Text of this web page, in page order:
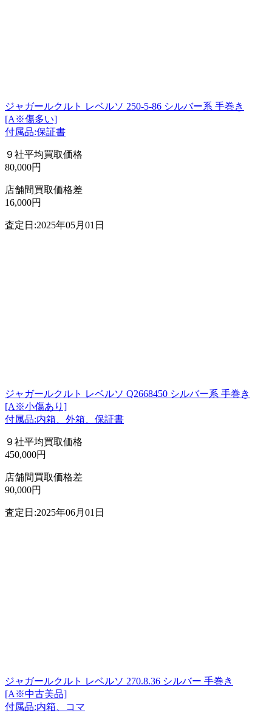
ジャガールクルト レベルソ 250-5-86 シルバー系 手巻き
[A※傷多い]
付属品:保証書
９社平均買取価格
80,000円
店舗間買取価格差
16,000円
査定日:2025年05月01日
ジャガールクルト レベルソ Q2668450 シルバー系 手巻き
[A※小傷あり]
付属品:内箱、外箱、保証書
９社平均買取価格
450,000円
店舗間買取価格差
90,000円
査定日:2025年06月01日
ジャガールクルト レベルソ 270.8.36 シルバー 手巻き
[A※中古美品]
付属品:内箱、コマ